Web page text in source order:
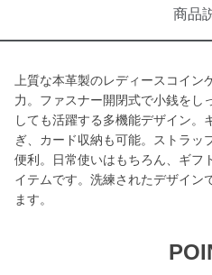
商品
上質な本革製のレディースコイ
力。ファスナー開閉式で小銭をし
しても活躍する多機能デザイン。
ぎ、カード収納も可能。ストラッ
便利。日常使いはもちろん、ギフ
イテムです。洗練されたデザイン
ます。